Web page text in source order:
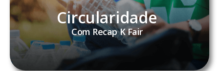
Circularidade
Com Recap K Fair